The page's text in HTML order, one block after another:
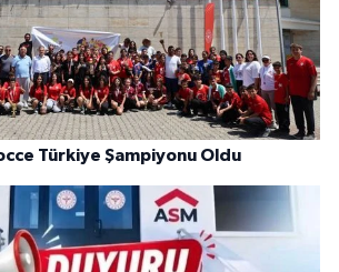
Türkiye Şampiyonu Oldu